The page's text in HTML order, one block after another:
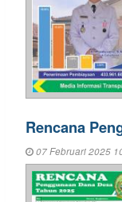
Rencana
07 Februari 2025